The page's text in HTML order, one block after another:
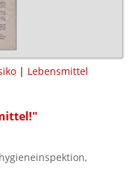
| Lebensmittel